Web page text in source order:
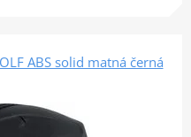
ABS solid matná černá